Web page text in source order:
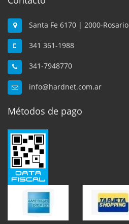
Santa Fe 6170 | 2000-Rosario
341 361-1988
341-7948770
info@hardnet.com.ar
Métodos de pago